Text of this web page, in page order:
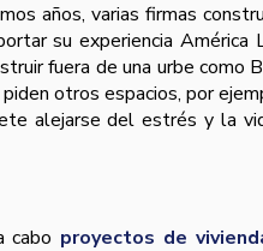
años, varias firmas
su experiencia América
fuera de una urbe como
otros espacios, por
alejarse del estrés y la
cabo proyectos de